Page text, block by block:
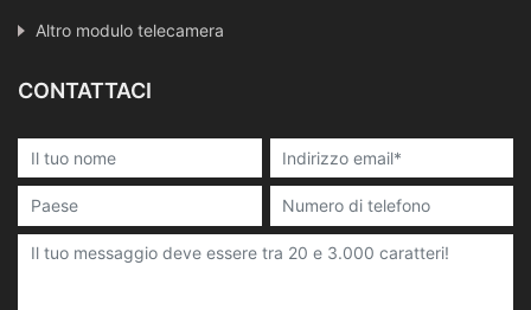
Altro modulo telecamera
CONTATTACI